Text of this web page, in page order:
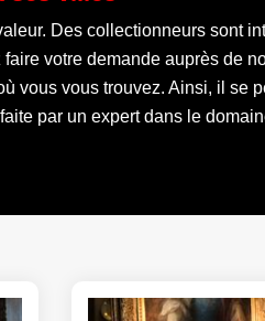
Des collectionneurs sont
votre demande auprès de
vous vous trouvez. Ainsi, il se
par un expert dans le